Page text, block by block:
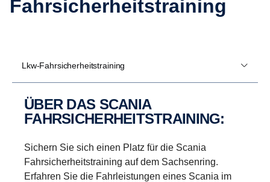
Fahrsicherheitstraining
Lkw-Fahrsicherheitstraining
ÜBER DAS SCANIA
FAHRSICHERHEITSTRAINING:
Sichern Sie sich einen Platz für die Scania
Fahrsicherheitstraining auf dem Sachsenring.
Erfahren Sie die Fahrleistungen eines Scania im